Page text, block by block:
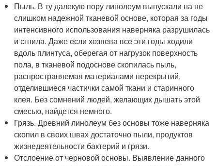
Пыль. В ту далекую пору линолеум выпускали на не
слишком надежной тканевой основе, которая за годы
интенсивного использования наверняка разрушилась
и сгнила. Даже если хозяева все эти годы ходили
вдоль плинтуса, оберегая от нагрузок поверхность
пола, в тканевой подоснове скопилась пыль,
распространяемая материалами перекрытий,
отделившиеся частички самой ткани и старинного
клея. Без сомнений людей, желающих дышать этой
смесью, найдется немного.
Грязь. Древний линолеум без основы тоже наверняка
скопил в своих швах достаточно пыли, продуктов
жизнедеятельности бактерий и грязи.
Отслоение от черновой основы. Выявление данного